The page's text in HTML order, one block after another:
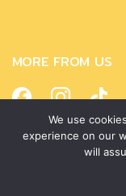
MORE FROM US
Copyright © 2018
We use
experience on our
will